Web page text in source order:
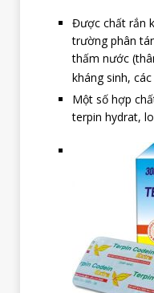
Được chất rắn
trường phân
thấm nước
kháng sinh,
Một số hợp
terpin hydrat,